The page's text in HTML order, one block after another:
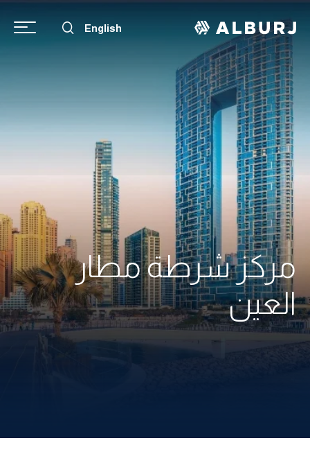
English
مركز شرطة مطار
العين